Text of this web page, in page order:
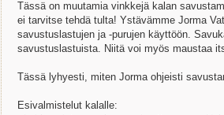
Tässä on muutamia vinkkejä kalan
ei tarvitse tehdä tulta! Ystävämme Jorma
savustuslastujen ja -purujen käyttöön.
savustuslastuista. Niitä voi myös maustaa
Tässä lyhyesti, miten Jorma ohjeisti
Esivalmistelut kalalle: